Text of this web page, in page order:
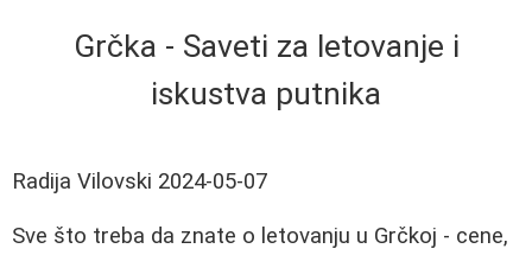
Grčka - Saveti za letovanje i
iskustva putnika
Radija Vilovski 2024-05-07
Sve što treba da znate o letovanju u Grčkoj - cene,